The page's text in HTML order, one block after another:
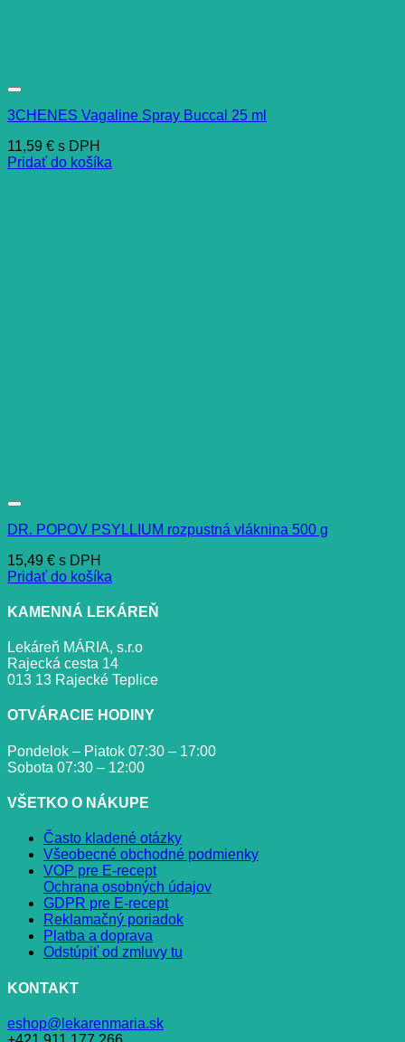
3CHENES Vagaline Spray Buccal 25 ml
11,59 € s DPH
Pridať do košíka
DR. POPOV PSYLLIUM rozpustná vláknina 500 g
15,49 € s DPH
Pridať do košíka
KAMENNÁ LEKÁREŇ
Lekáreň MÁRIA, s.r.o
Rajecká cesta 14
013 13 Rajecké Teplice
OTVÁRACIE HODINY
Pondelok – Piatok 07:30 – 17:00
Sobota 07:30 – 12:00
VŠETKO O NÁKUPE
Často kladené otázky
Všeobecné obchodné podmienky
VOP pre E-recept
Ochrana osobných údajov
GDPR pre E-recept
Reklamačný poriadok
Platba a doprava
Odstúpiť od zmluvy tu
KONTAKT
eshop@lekarenmaria.sk